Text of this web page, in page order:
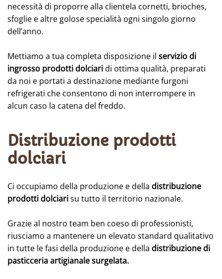
necessità di proporre alla clientela cornetti, brioches,
sfoglie e altre golose specialità ogni singolo giorno
dell’anno.
Mettiamo a tua completa disposizione il servizio di
ingrosso prodotti dolciaridi ottima qualità, preparati
da noi e portati a destinazione mediante furgoni
refrigerati che consentono di non interrompere in
alcun caso la catena del freddo.
Distribuzione prodotti
dolciari
Ci occupiamo della produzione e della distribuzione
prodotti dolciarisu tutto il territorio nazionale.
Grazie al nostro team ben coeso di professionisti,
riusciamo a mantenere un elevato standard qualitativo
in tutte le fasi della produzione e della distribuzione di
pasticceria artigianale surgelata.